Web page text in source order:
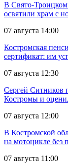
В Свято-
освятили храм с
07 августа 14:00
Костромская
сертификат: им
07 августа 12:30
Сергей Ситников
Костромы и
07 августа 12:00
В Костромской
на мотоцикле без
07 августа 11:00